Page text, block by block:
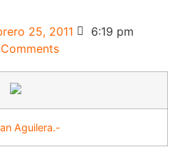
25, 2011
6:19 pm
Aguilera.-